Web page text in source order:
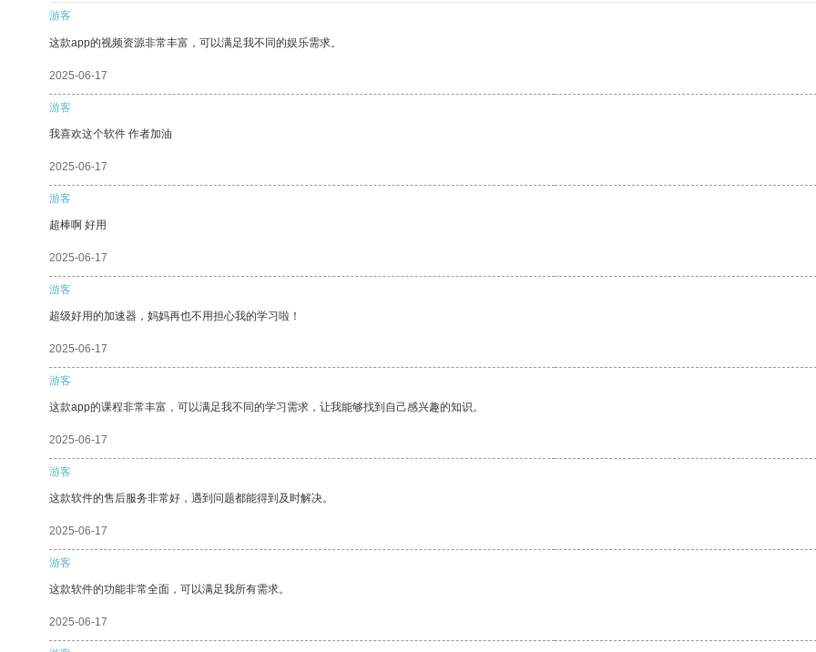
游客
这款app的视频资源非常丰富，可以满足我不同的娱乐需求。
2025-06-17
游客
我喜欢这个软件 作者加油
2025-06-17
游客
超棒啊 好用
2025-06-17
游客
超级好用的加速器，妈妈再也不用担心我的学习啦！
2025-06-17
游客
这款app的课程非常丰富，可以满足我不同的学习需求，让我能够找到自己感兴趣的知识。
2025-06-17
游客
这款软件的售后服务非常好，遇到问题都能得到及时解决。
2025-06-17
游客
这款软件的功能非常全面，可以满足我所有需求。
2025-06-17